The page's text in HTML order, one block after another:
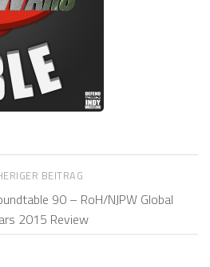
BEITRAG
90 – RoH/NJPW Global
2015 Review